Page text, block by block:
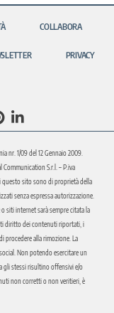
COLLABORA
PRIVACY
nr. 1/09 del 12 Gennaio 2009.
Communication S.r.l. – P.iva
questo sito sono di proprietà della
senza espressa autorizzazione.
siti internet sarà sempre citata la
diritto dei contenuti riportati, i
procedere alla rimozione. La
Non potendo esercitare un
gli stessi risultino offensivi e/o
non corretti o non veritieri, è